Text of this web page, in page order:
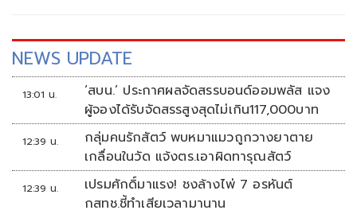
NEWS UPDATE
13:01 น.
‘สบน.’ ประกาศผลจัดสรรบอนด์ออมพลัส แจง
ผู้จองได้รับจัดสรรสูงสุดไม่เกิน117,000บาท
12:39 น.
กลุ่มคนรักสัตว์ พบหมาแมวถูกวางยาตาย
เกลื่อนในวัด แจ้งตร.เอาผิดทารุณสัตว์
12:39 น.
เปรมศักดิ์มาแรง! ชงล้างไพ่ 7 อรหันต์
กสทช.ชี้ทำเสียเวลามานาน